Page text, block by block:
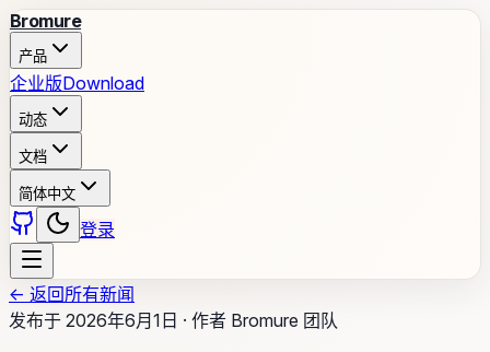
Bromure
产品
企业版Download
动态
文档
简体中文
登录
← 返回所有新闻
发布于 2026年6月1日 · 作者 Bromure 团队